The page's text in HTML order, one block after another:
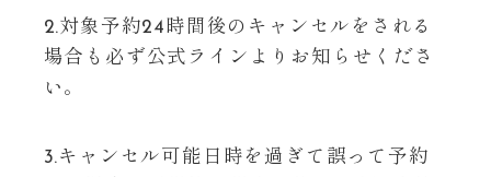
2.対象予約24時間後のキャンセルをされる
場合も必ず公式ラインよりお知らせくださ
い。
3.キャンセル可能日時を過ぎて誤って予約